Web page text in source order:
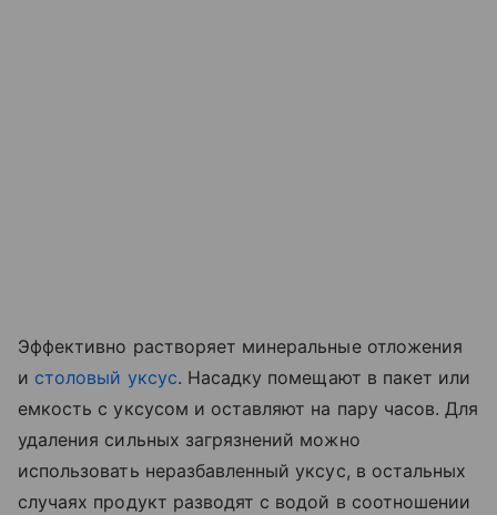
Эффективно растворяет минеральные отложения
и столовый уксус. Насадку помещают в пакет или
емкость с уксусом и оставляют на пару часов. Для
удаления сильных загрязнений можно
использовать неразбавленный уксус, в остальных
случаях продукт разводят с водой в соотношении